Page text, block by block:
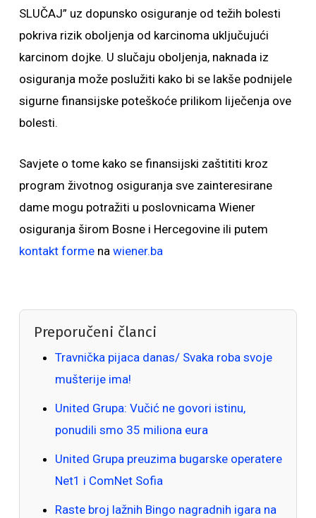
SLUČAJ” uz dopunsko osiguranje od težih bolesti
pokriva rizik oboljenja od karcinoma uključujući
karcinom dojke. U slučaju oboljenja, naknada iz
osiguranja može poslužiti kako bi se lakše podnijele
sigurne finansijske poteškoće prilikom liječenja ove
bolesti.
Savjete o tome kako se finansijski zaštititi kroz
program životnog osiguranja sve zainteresirane
dame mogu potražiti u poslovnicama Wiener
osiguranja širom Bosne i Hercegovine ili putem
kontakt formena wiener.ba
Preporučeni članci
Travnička pijaca danas/ Svaka roba svoje
mušterije ima!
United Grupa: Vučić ne govori istinu,
ponudili smo 35 miliona eura
United Grupa preuzima bugarske operatere
Net1 i ComNet Sofia
Raste broj lažnih Bingo nagradnih igara na